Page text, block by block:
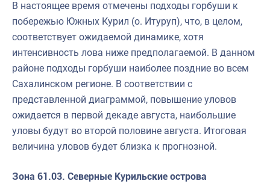
В настоящее время отмечены подходы горбуши к
побережью Южных Курил (о. Итуруп), что, в целом,
соответствует ожидаемой динамике, хотя
интенсивность лова ниже предполагаемой. В данном
районе подходы горбуши наиболее поздние во всем
Сахалинском регионе. В соответствии с
представленной диаграммой, повышение уловов
ожидается в первой декаде августа, наибольшие
уловы будут во второй половине августа. Итоговая
величина уловов будет близка к прогнозной.
Зона 61.03. Северные Курильские острова